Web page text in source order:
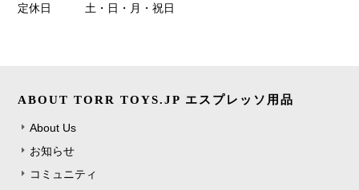
定休日
土・日・月・祝日
ABOUT TORR TOYS.JP エスプレッソ用品
About Us
お知らせ
コミュニティ